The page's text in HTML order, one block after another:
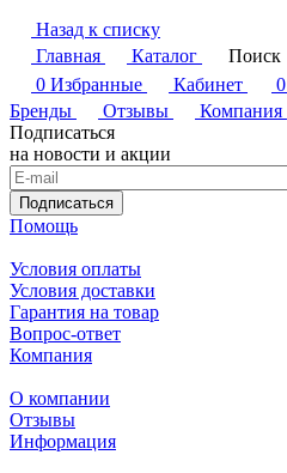
Назад к списку
Главная
Каталог Поиск
0 Избранные Кабинет 0
Бренды
Отзывы Компания
Подписаться
на новости и акции
Подписаться
Помощь
Условия оплаты
Условия доставки
Гарантия на товар
Вопрос-ответ
Компания
О компании
Отзывы
Информация